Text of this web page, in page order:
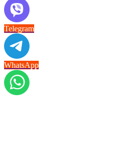
Telegram
WhatsApp